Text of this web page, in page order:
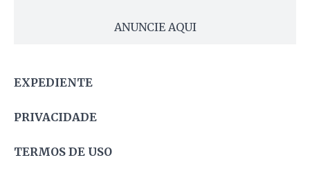
ANUNCIE AQUI
EXPEDIENTE
PRIVACIDADE
TERMOS DE USO